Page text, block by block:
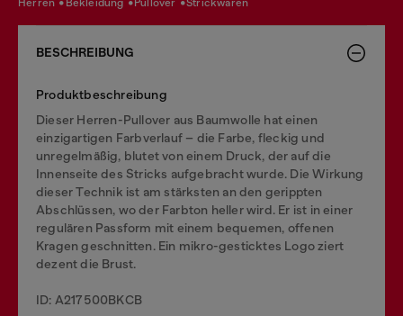
herren bekleidung pullover strickwaren
BESCHREIBUNG
Produktbeschreibung
Dieser Herren-Pullover aus Baumwolle hat einen
einzigartigen Farbverlauf – die Farbe, fleckig und
unregelmäßig, blutet von einem Druck, der auf die
Innenseite des Stricks aufgebracht wurde. Die Wirkung
dieser Technik ist am stärksten an den gerippten
Abschlüssen, wo der Farbton heller wird. Er ist in einer
regulären Passform mit einem bequemen, offenen
Kragen geschnitten. Ein mikro-gesticktes Logo ziert
dezent die Brust.
ID: A217500BKCB